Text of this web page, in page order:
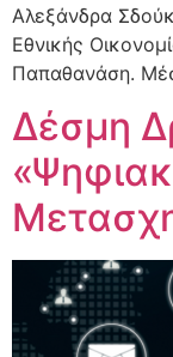
Αλεξάνδρα
Εθνικής
Παπαθανάση.
Δέσμη